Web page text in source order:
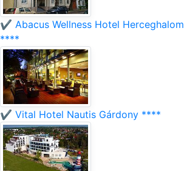
✔️ Abacus Wellness Hotel Herceghalom
****
✔️ Vital Hotel Nautis Gárdony ****